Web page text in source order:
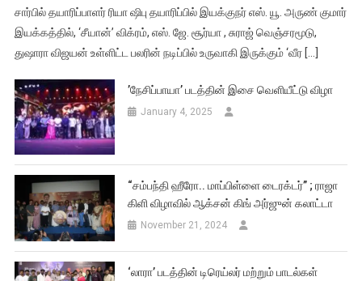
சார்பில் தயாரிப்பாளர் ரியா ஷிபு தயாரிப்பில் இயக்குநர் எஸ். யூ. அருண் குமார்
இயக்கத்தில், ‘சீயான்’ விக்ரம், எஸ். ஜே. சூர்யா , சுராஜ் வெஞ்சரமூடு,
துஷாரா விஜயன் உள்ளிட்ட பலரின் நடிப்பில் உருவாகி இருக்கும் ‘வீர […]
’நேசிப்பாயா’ படத்தின் இசை வெளியீட்டு விழா
January 4, 2025
“சம்பந்தி ஹீரோ.. மாப்பிள்ளை டைரக்டர்” ; ராஜா
கிளி விழாவில் ஆக்சன் கிங் அர்ஜுன் கலாட்டா
November 21, 2024
‘லாரா’ படத்தின் டிரெய்லர் மற்றும் பாடல்கள்